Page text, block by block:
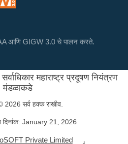
आणि GIGW 3.0 चे पालन करते.
महाराष्ट्र प्रदूषण नियंत्रण
मंडळाकडे
2026 सर्व हक्क राखीव.
दिनांक: January 21, 2026
Private Limited .